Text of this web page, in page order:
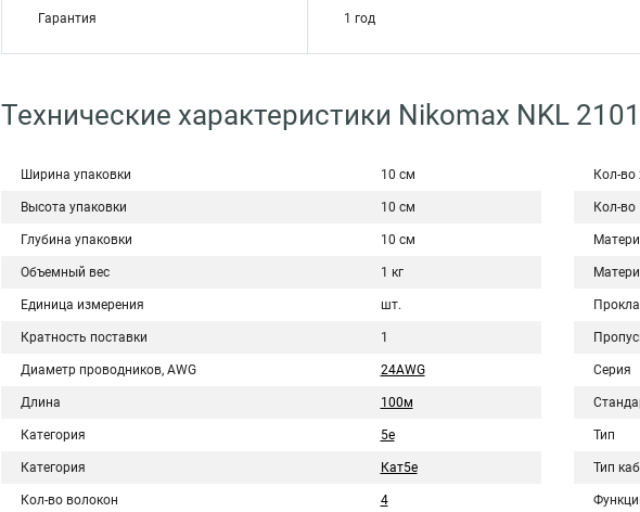
Гарантия 1 год
Технические характеристики Nikomax NKL
Ширина упаковки 10 см
Высота упаковки 10 см
Глубина упаковки 10 см
Объемный вес 1 кг
Единица измерения шт.
Кратность поставки 1
Диаметр проводников, AWG 24AWG
Длина 100м
Категория 5e
Категория Кат5e
Кол-во волокон 4
Кол-во
Кол-во
Серия
Тип
Тип